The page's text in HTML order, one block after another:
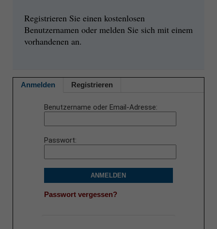
Registrieren Sie einen kostenlosen
Benutzernamen oder melden Sie sich mit einem
vorhandenen an.
Anmelden Registrieren
Benutzername oder Email-Adresse
Passwort
ANMELDEN
Passwort vergessen?